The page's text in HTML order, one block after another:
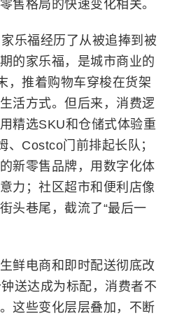
售格局的快速变化相关。
乐福经历了从被追捧到被
的家乐福，是城市商业的
，推着购物车穿梭在货架
活方式。但后来，消费逻
精选SKU和仓储式体验重
、Costco门前排起长队；
新零售品牌，用数字化体
力；社区超市和便利店像
头巷尾，截流了“最后一
鲜电商和即时配送彻底改
送达成为标配，消费者不
这些变化层层叠加，不断